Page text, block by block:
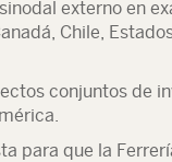
externo en
Chile,
conjuntos de
para que la